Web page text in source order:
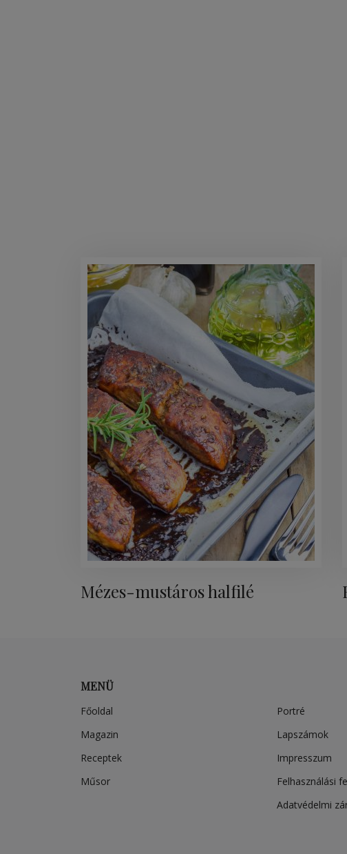
Mézes-mustáros halfilé
MENÜ
Főoldal
Magazin
Receptek
Műsor
Portré
Lapszámok
Impresszum
Felhasználási
Adatvédelmi